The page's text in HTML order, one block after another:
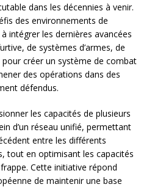
dans les décennies à venir.
des environnements de
intégrer les dernières avancées
de systèmes d’armes, de
créer un système de combat
des opérations dans des
défendus.
les capacités de plusieurs
d’un réseau unifié, permettant
entre les différents
tout en optimisant les capacités
Cette initiative répond
de maintenir une base